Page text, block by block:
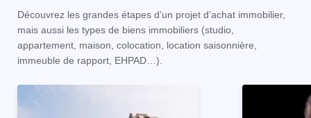
Découvrez les grandes étapes d’un projet d’achat immobilier,
mais aussi les types de biens immobiliers (studio,
appartement, maison, colocation, location saisonnière,
immeuble de rapport, EHPAD…).